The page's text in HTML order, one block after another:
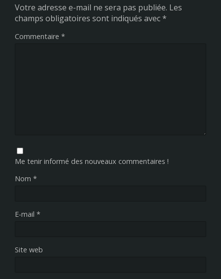
Votre adresse e-mail ne sera pas publiée. Les
champs obligatoires sont indiqués avec*
Commentaire *
Me tenir informé des nouveaux commentaires !
Nom *
E-mail *
Site web